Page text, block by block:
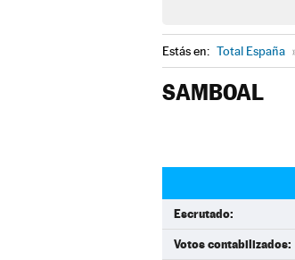
Estás en: Total España
SAMBOAL
Escrutado:
Votos contabilizados: